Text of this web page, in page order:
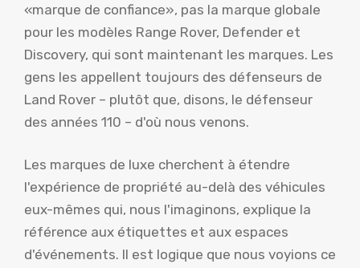
«marque de confiance», pas la marque globale
pour les modèles Range Rover, Defender et
Discovery, qui sont maintenant les marques. Les
gens les appellent toujours des défenseurs de
Land Rover – plutôt que, disons, le défenseur
des années 110 – d'où nous venons.
Les marques de luxe cherchent à étendre
l'expérience de propriété au-delà des véhicules
eux-mêmes qui, nous l'imaginons, explique la
référence aux étiquettes et aux espaces
d'événements. Il est logique que nous voyions ce